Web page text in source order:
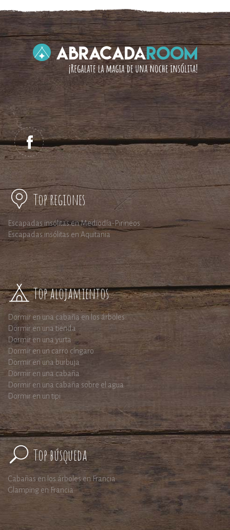
Top regiones
Escapadas insólitas en Mediodía-Pirineos
Escapadas insólitas en Aquitania
Top alojamientos
Dormir en una cabaña en los árboles
Dormir en una tienda
Dormir en una yurta
Dormir en un carro cíngaro
Dormir en una burbuja
Dormir en una cabaña
Dormir en una cabaña sobre el agua
Dormir en un tipi
Top búsqueda
Cabañas en los árboles en Francia
Glamping en Francia